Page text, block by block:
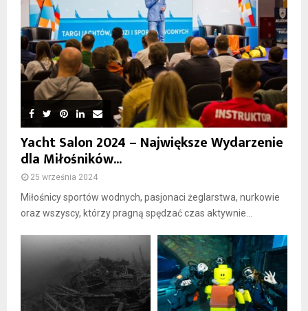
Yacht Salon 2024 – Największe Wydarzenie
dla Miłośników...
25 września 2024
Miłośnicy sportów wodnych, pasjonaci żeglarstwa, nurkowie
oraz wszyscy, którzy pragną spędzać czas aktywnie...